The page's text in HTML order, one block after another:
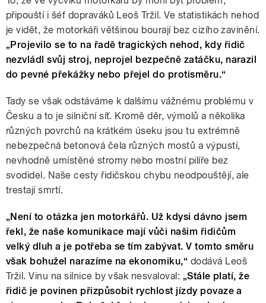
připouští i šéf dopraváků Leoš Tržil. Ve statistikách nehod
je vidět, že motorkáři většinou bourají bez cizího zavinění.
„Projevilo se to na řadě tragických nehod, kdy řidič
nezvládl svůj stroj, neprojel bezpečně zatáčku, narazil
do pevné překážky nebo přejel do protisměru.“
Tady se však odstáváme k dalšímu vážnému problému v
Česku a to je silniční síť. Kromě děr, výmolů a několika
různých povrchů na krátkém úseku jsou tu extrémně
nebezpečná betonová čela různých mostů a výpustí,
nevhodně umístěné stromy nebo mostní pilíře bez
svodidel. Naše cesty řidičskou chybu neodpouštějí, ale
trestají smrtí.
„Není to otázka jen motorkářů. Už kdysi dávno jsem
řekl, že naše komunikace mají vůči našim řidičům
velký dluh a je potřeba se tím zabývat. V tomto směru
však bohužel narazíme na ekonomiku,“ dodává Leoš
Tržil. Vinu na silnice by však nesvaloval: „Stále platí, že
řidič je povinen přizpůsobit rychlost jízdy povaze a